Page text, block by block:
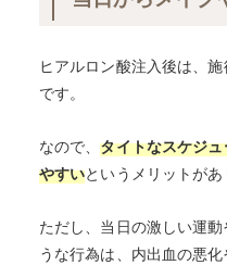
ヒアルロン酸注入後は、
です。
なので、タイトなスケジ
やすいというメリットがあ
ただし、当日の激しい運
うな行為は、内出血の悪